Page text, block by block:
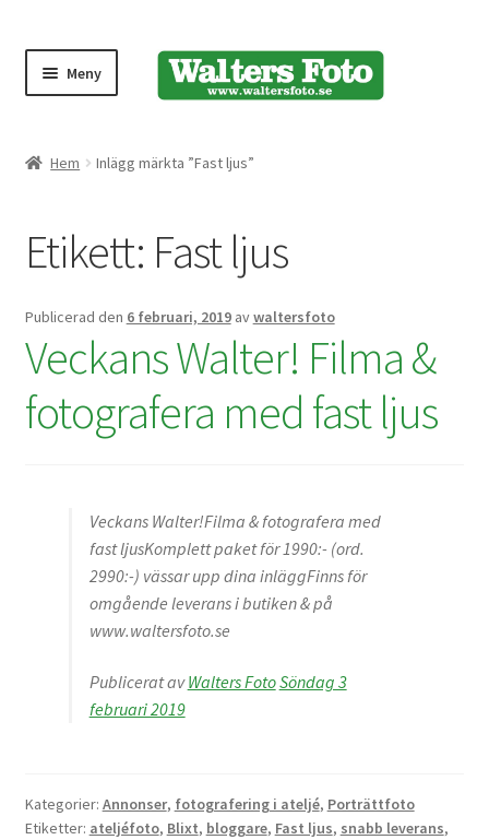
Meny
Bärremmar
Fjärrkontroller
Objektiv Canon
Objektiv Nikon
Objektiv övriga
Motljusskydd
Hem Inlägg märkta ”Fast ljus”
Etikett: Fast ljus
Publicerad den 6 februari, 2019 avwaltersfoto
Veckans Walter! Filma &
fotografera med fast ljus
Veckans Walter!Filma & fotografera med
fast ljusKomplett paket för 1990:- (ord.
2990:-) vässar upp dina inläggFinns för
omgående leverans i butiken & på
www.waltersfoto.se
Publicerat avWalters FotoSöndag 3
februari 2019
Kategorier: Annonser, fotografering i ateljé, Porträttfoto
Etiketter: ateljéfoto, Blixt, bloggare, Fast ljus, snabb leverans,